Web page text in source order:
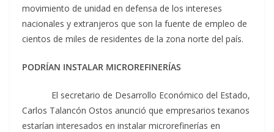
movimiento de unidad en defensa de los intereses
nacionales y extranjeros que son la fuente de empleo de
cientos de miles de residentes de la zona norte del país.
PODRÍAN INSTALAR MICROREFINERÍAS
El secretario de Desarrollo Económico del Estado,
Carlos Talancón Ostos anunció que empresarios texanos
estarían interesados en instalar microrefinerías en